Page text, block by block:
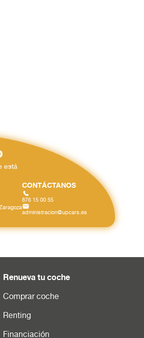
está
CONTÁCTANOS
876 15 00 55
administracion@upcars.es
Renueva tu coche
Comprar coche
Renting
Financiación